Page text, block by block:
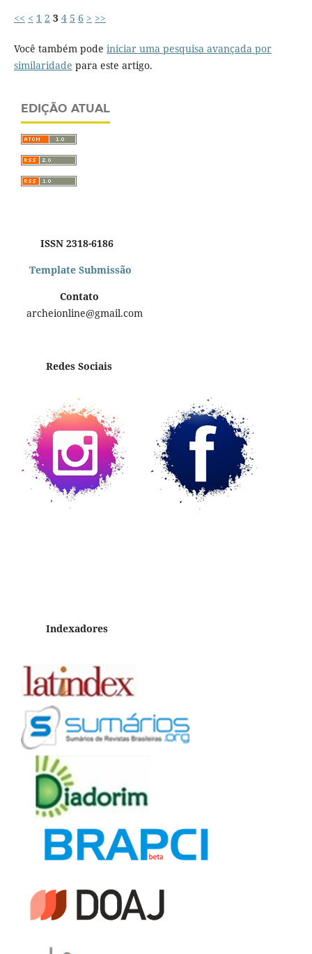
<< < 1 2 3 4 5 6 > >>
Você também pode iniciar uma pesquisa avançada por
similaridade para este artigo.
EDIÇÃO ATUAL
ISSN 2318-6186
Template Submissão
Contato
archeionline@gmail.com
Redes Sociais
Indexadores